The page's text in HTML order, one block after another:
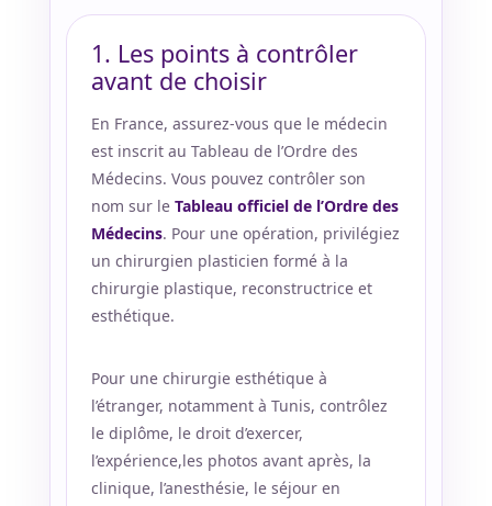
1. Les points à contrôler
avant de choisir
En France, assurez-vous que le médecin
est inscrit au Tableau de l’Ordre des
Médecins. Vous pouvez contrôler son
nom sur le Tableau officiel de l’Ordre des
Médecins. Pour une opération, privilégiez
un chirurgien plasticien formé à la
chirurgie plastique, reconstructrice et
esthétique.
Pour une chirurgie esthétique à
l’étranger, notamment à Tunis, contrôlez
le diplôme, le droit d’exercer,
l’expérience,les photos avant après, la
clinique, l’anesthésie, le séjour en